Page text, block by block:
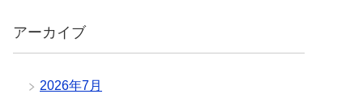
アーカイブ
2026年7月